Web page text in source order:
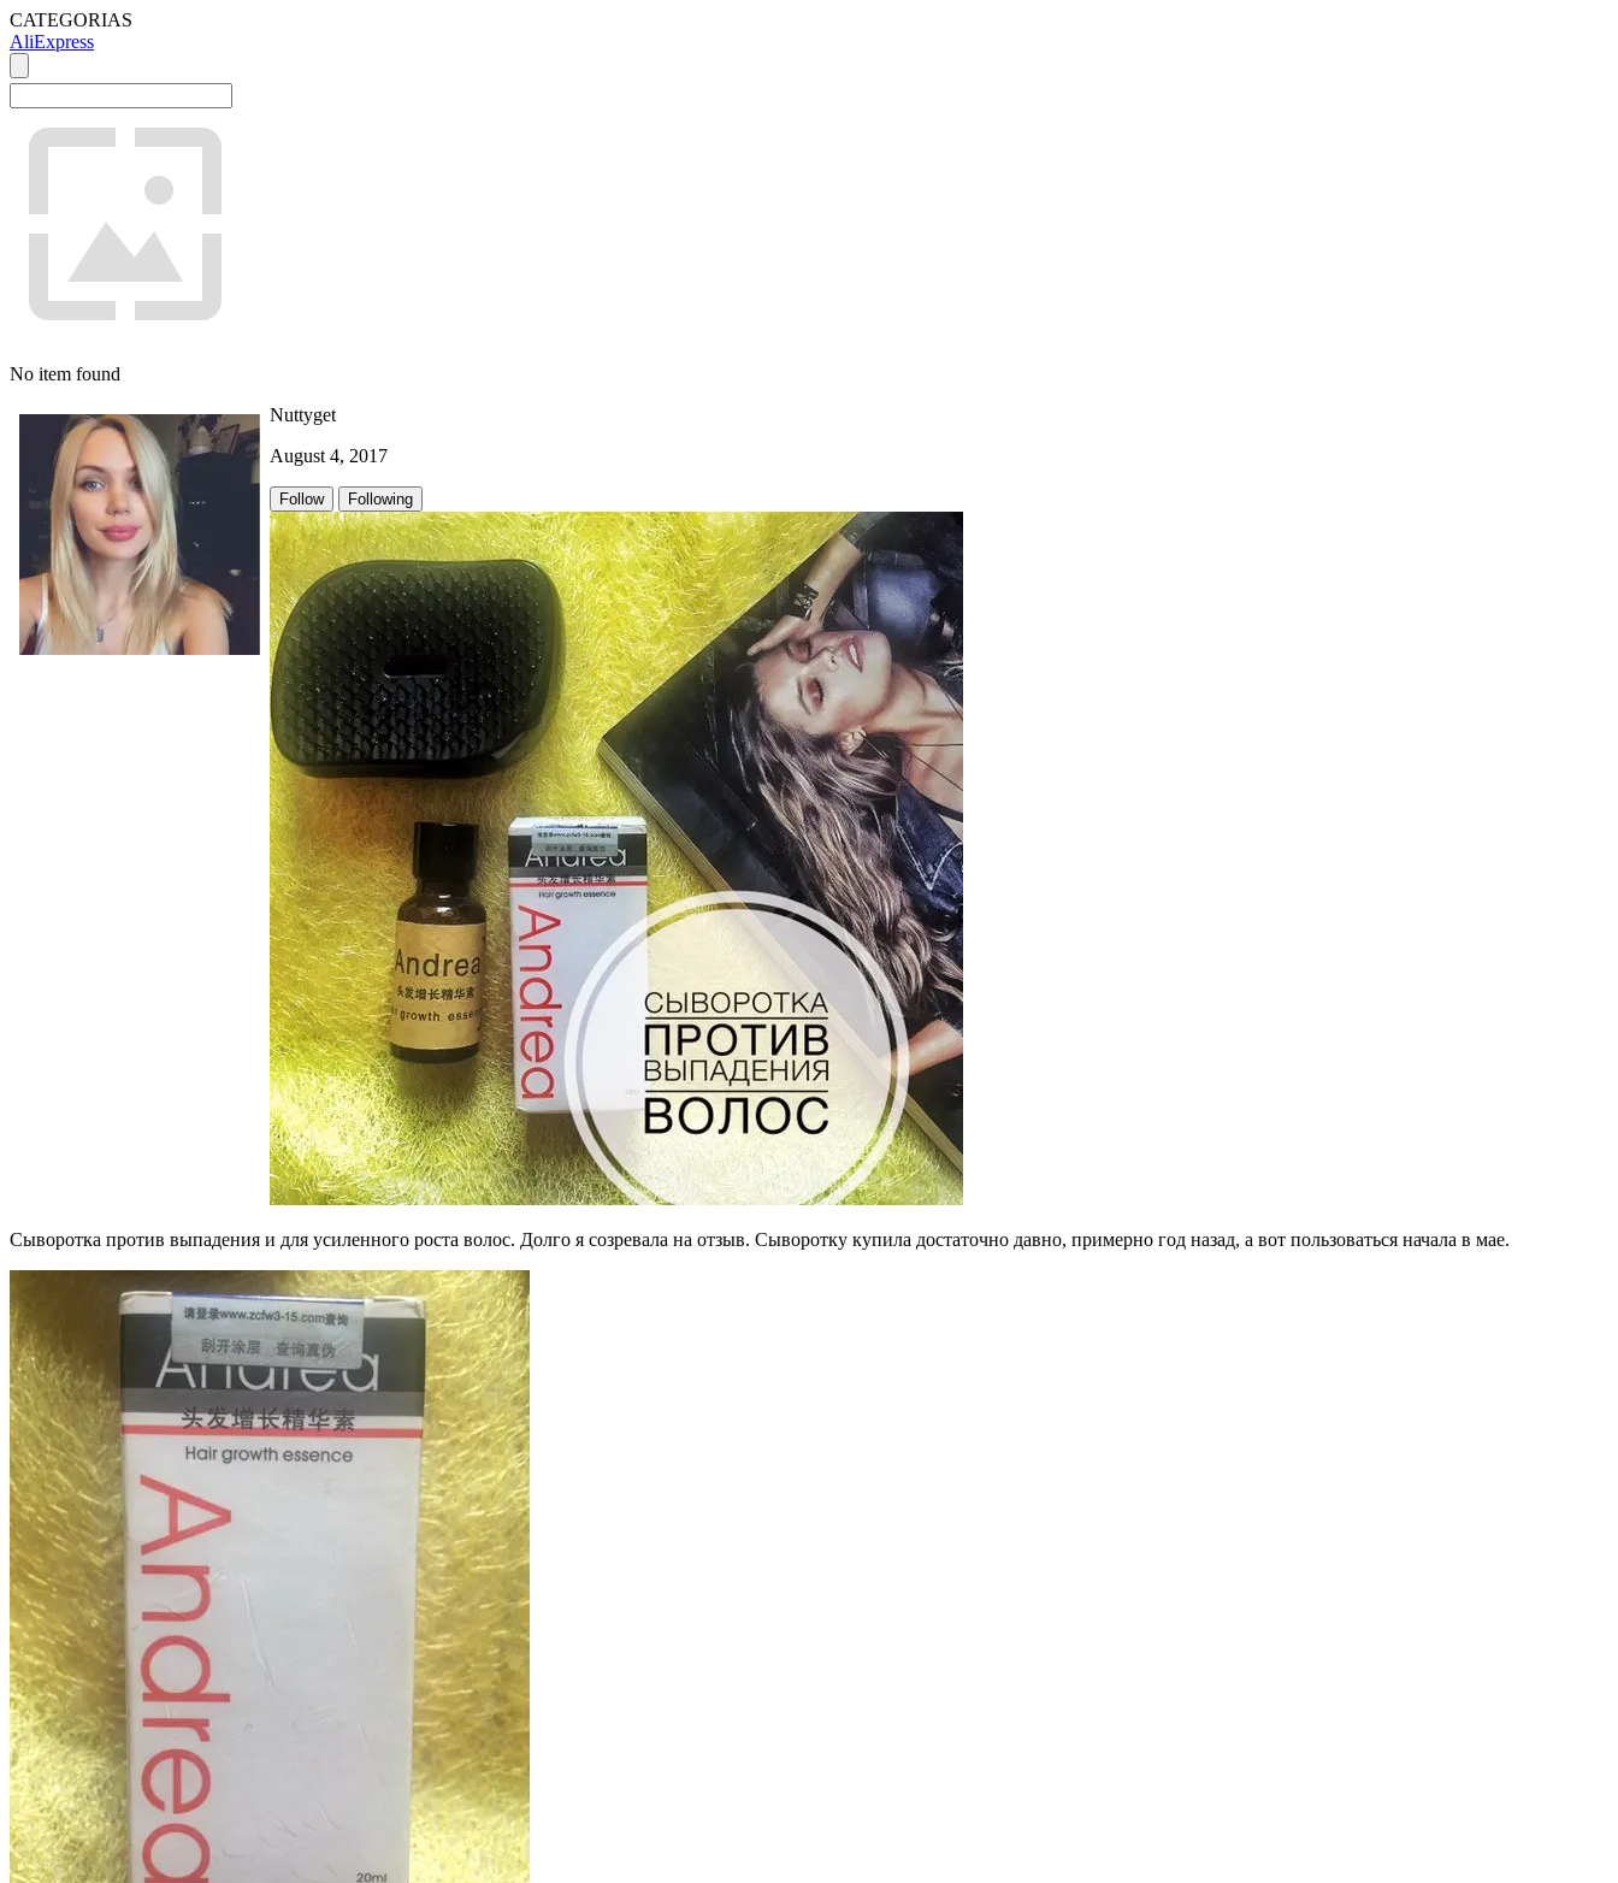
CATEGORIAS
AliExpress
No item found
Nuttyget
August 4, 2017
Follow Following
Сыворотка против выпадения и для усиленного роста волос. Долго я созревала на отзыв. Сыворотку купила достаточно давно, примерно год назад, а вот пользоваться начала в мае.